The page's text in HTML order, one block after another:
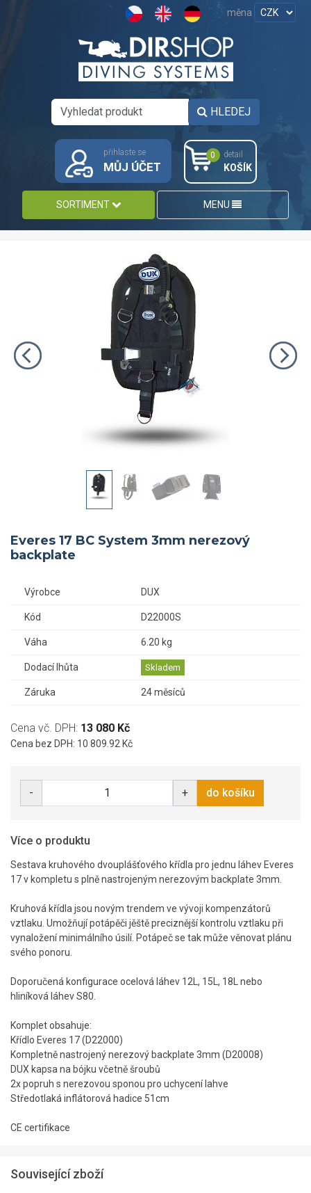
měna
HLEDEJ
přihlaste se
MŮJ ÚČET
0 detail
KOŠÍK
SORTIMENT MENU
Everes 17 BC System 3mm nerezový
backplate
Výrobce DUX
Kód D22000S
Váha 6.20 kg
Dodací lhůta Skladem
Záruka 24 měsíců
Cena vč. DPH: 13 080 Kč
Cena bez DPH: 10 809.92 Kč
- + do košíku
Více o produktu
Sestava kruhového dvouplášťového křídla pro jednu láhev Everes
17 v kompletu s plně nastrojeným nerezovým backplate 3mm.
Kruhová křídla jsou novým trendem ve vývoji kompenzátorů
vztlaku. Umožňují potápěči jěště preciznější kontrolu vztlaku při
vynaložení minimálního úsilí. Potápeč se tak může věnovat plánu
svého ponoru.
Doporučená konfigurace ocelová láhev 12L, 15L, 18L nebo
hliníková láhev S80.
Komplet obsahuje:
Křídlo Everes 17 (D22000)
Kompletně nastrojený nerezový backplate 3mm (D20008)
DUX kapsa na bójku včetně šroubů
2x popruh s nerezovou sponou pro uchycení lahve
Středotlaká inflátorová hadice 51cm
CE certifikace
Související zboží